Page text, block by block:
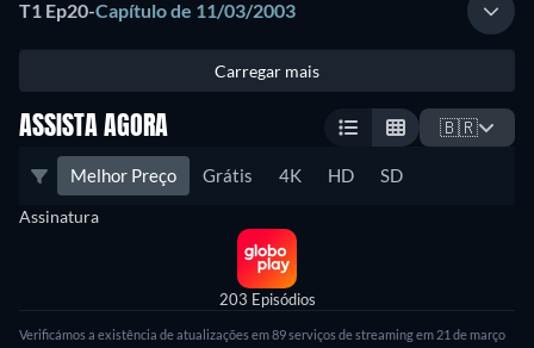
T1 Ep20-Capítulo de 11/03/2003
Carregar mais
ASSISTA AGORA 🇧🇷
Melhor Preço Grátis 4K HD SD
Assinatura
203 Episódios
Verificámos a existência de atualizações em 89 serviços de streaming em 21 de março